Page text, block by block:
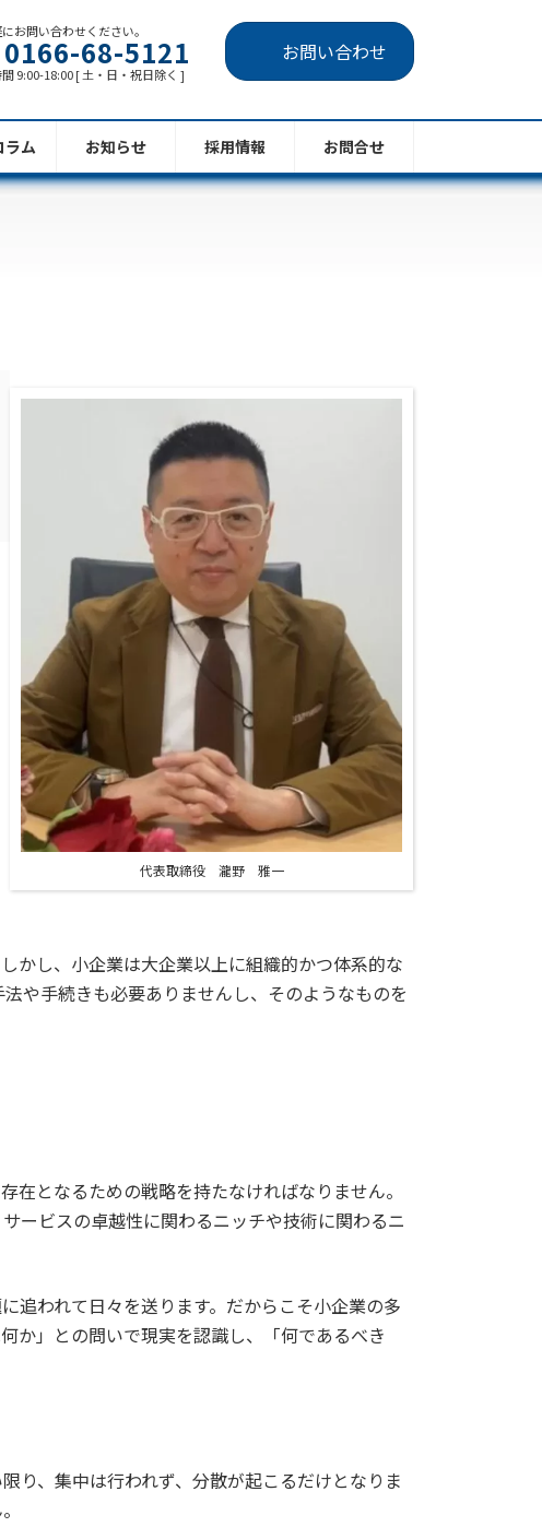
お問い合わせください。
0166-68-5121
9:00-18:00 [ 土・日・祝日除く ]
お問い合わせ
ラム お知らせ 採用情報 お問合せ
代表取締役 瀧野 雅一
かし、小企業は大企業以上に組織的かつ体系的な
や手続きも必要ありませんし、そのようなものを
となるための戦略を持たなければなりません。
ービスの卓越性に関わるニッチや技術に関わるニ
追われて日々を送ります。だからこそ小企業の多
か」との問いで現実を認識し、「何であるべき
り、集中は行われず、分散が起こるだけとなりま